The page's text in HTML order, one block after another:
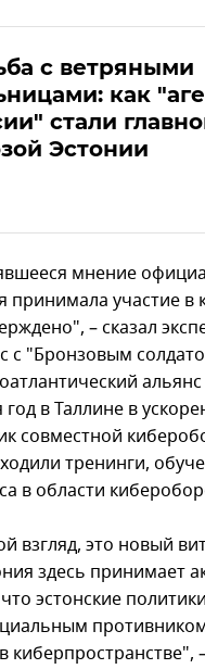
с ветряными
как
стали
Эстонии
мнение
принимала участие в
– сказал
с "Бронзовым
год в Таллине в
совместной
тренинги,
в области
взгляд, это новый
здесь принимает
эстонские